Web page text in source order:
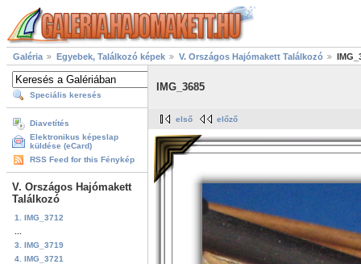
Galéria Egyebek, Találkozó képek V. Országos Hajómakett Találkozó
Speciális keresés
Diavetítés
Elektronikus képeslap
küldése (eCard)
RSS Feed for this Fénykép
V. Országos Hajómakett
Találkozó
1. IMG_3712
3. IMG_3719
4. IMG_3721
IMG_3685
első előző